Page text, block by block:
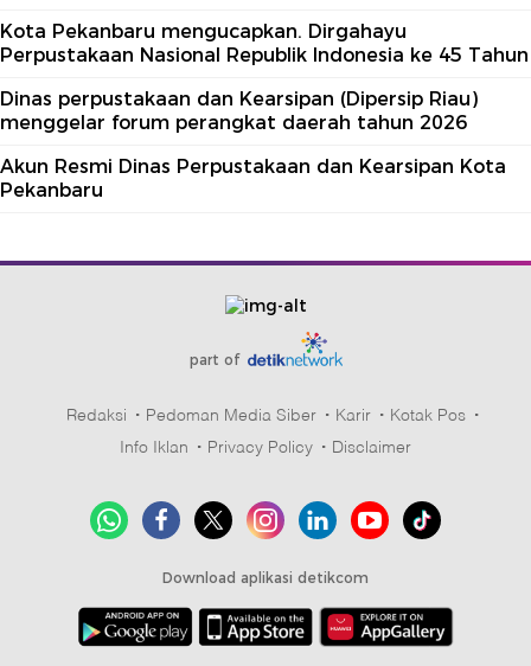
Kota Pekanbaru mengucapkan. Dirgahayu
Perpustakaan Nasional Republik Indonesia ke 45 Tahun
Dinas perpustakaan dan Kearsipan (Dipersip Riau)
menggelar forum perangkat daerah tahun 2026
Akun Resmi Dinas Perpustakaan dan Kearsipan Kota
Pekanbaru
part of
Redaksi Pedoman Media Siber Karir
Kotak Pos
Info Iklan
Privacy Policy Disclaimer
Download aplikasi detikcom